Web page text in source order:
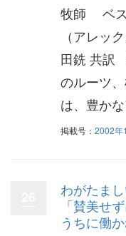
牧師 ベス
（アレッ
田銑 共訳
のルーツ
は、豊か
掲載号： 2002年
わがたま
「賛美
うちに働